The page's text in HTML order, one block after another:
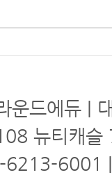
운드에듀 |
뉴티캐슬
6213-6001